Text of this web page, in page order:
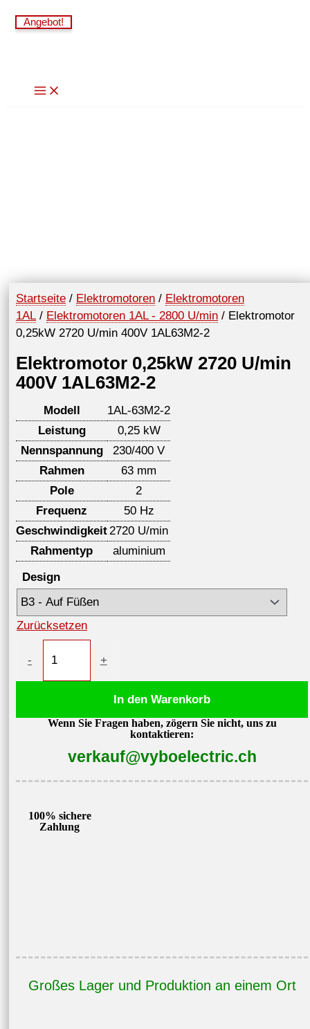
Zum
Inhalt
Angebot!
Startseite / Elektromotoren / Elektromotoren
1AL / Elektromotoren 1AL - 2800 U/min / Elektromotor
0,25kW 2720 U/min 400V 1AL63M2-2
Elektromotor 0,25kW 2720 U/min
400V 1AL63M2-2
Modell
1AL-63M2-2
Leistung
0,25 kW
Nennspannung
230/400 V
Rahmen
63 mm
Pole
2
Frequenz
50 Hz
Geschwindigkeit2720 U/min
Rahmentyp
aluminium
Design
Zurücksetzen
-
0,25kW
Menge
+
In den Warenkorb
Wenn Sie Fragen haben, zögern Sie nicht, uns zu
kontaktieren:
verkauf@vyboelectric.ch
100% sichere
Zahlung
Großes Lager und Produktion an einem Ort